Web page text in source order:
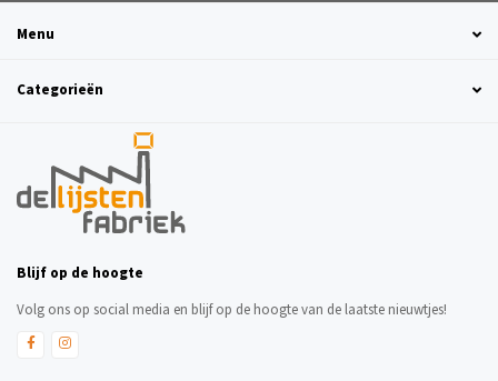
Menu
Categorieën
Blijf op de hoogte
Volg ons op social media en blijf op de hoogte van de laatste nieuwtjes!